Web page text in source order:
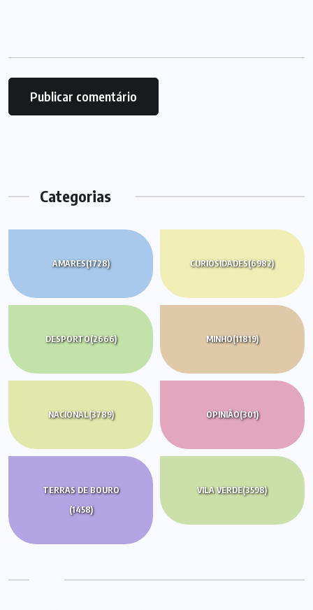
Categorias
AMARES(1728) CURIOSIDADES(6982)
DESPORTO(2666) MINHO(11819)
NACIONAL(3789) OPINIÃO(301)
TERRAS DE BOURO
(1458)
VILA VERDE(3598)